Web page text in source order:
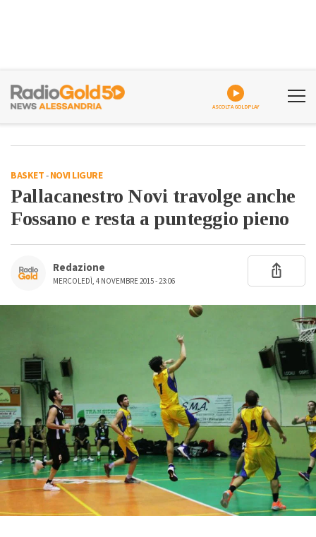
ASCOLTA GOLDPLAY
BASKET-NOVI LIGURE
Pallacanestro Novi travolge anche
Fossano e resta a punteggio pieno
Redazione
MERCOLEDÌ, 4 NOVEMBRE 2015 - 23:06